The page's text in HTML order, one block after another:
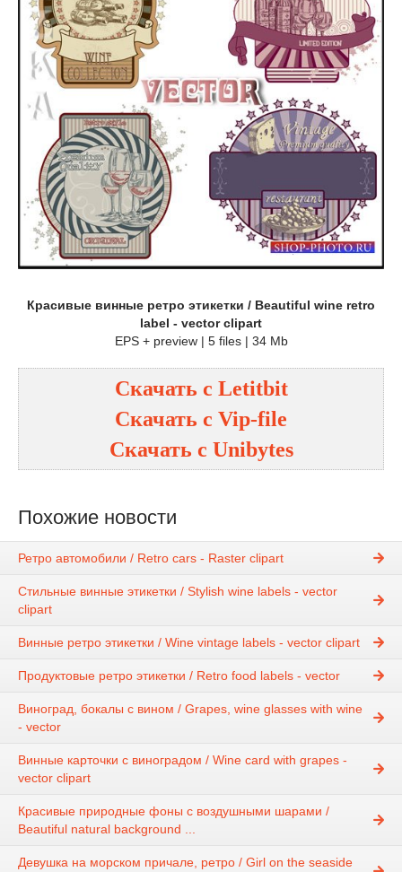
Красивые винные ретро этикетки / Beautiful wine retro
label - vector clipart
EPS + preview | 5 files | 34 Mb
Скачать с Letitbit
Скачать с Vip-file
Скачать с Unibytes
Похожие новости
Ретро автомобили / Retro cars - Raster clipart
Стильные винные этикетки / Stylish wine labels - vector
clipart
Винные ретро этикетки / Wine vintage labels - vector clipart
Продуктовые ретро этикетки / Retro food labels - vector
Виноград, бокалы с вином / Grapes, wine glasses with wine
- vector
Винные карточки с виноградом / Wine card with grapes -
vector clipart
Красивые природные фоны с воздушными шарами /
Beautiful natural background ...
Девушка на морском причале, ретро / Girl on the seaside